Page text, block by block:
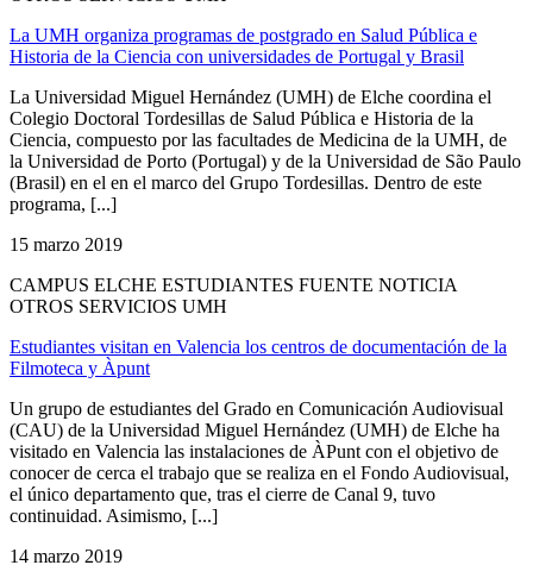
La UMH organiza programas de postgrado en Salud Pública e
Historia de la Ciencia con universidades de Portugal y Brasil
La Universidad Miguel Hernández (UMH) de Elche coordina el
Colegio Doctoral Tordesillas de Salud Pública e Historia de la
Ciencia, compuesto por las facultades de Medicina de la UMH, de
la Universidad de Porto (Portugal) y de la Universidad de São Paulo
(Brasil) en el en el marco del Grupo Tordesillas. Dentro de este
programa, [...]
15 marzo 2019
CAMPUS ELCHE ESTUDIANTES FUENTE NOTICIA
OTROS SERVICIOS UMH
Estudiantes visitan en Valencia los centros de documentación de la
Filmoteca y Àpunt
Un grupo de estudiantes del Grado en Comunicación Audiovisual
(CAU) de la Universidad Miguel Hernández (UMH) de Elche ha
visitado en Valencia las instalaciones de ÀPunt con el objetivo de
conocer de cerca el trabajo que se realiza en el Fondo Audiovisual,
el único departamento que, tras el cierre de Canal 9, tuvo
continuidad. Asimismo, [...]
14 marzo 2019